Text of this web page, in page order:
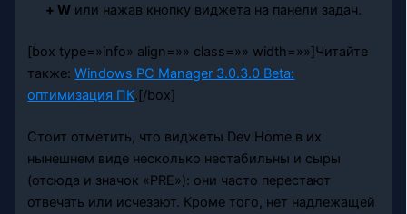
+ W или нажав кнопку виджета на панели задач.
[box type=»info» align=»» class=»» width=»»]Читайте
также:Windows PC Manager 3.0.3.0 Beta:
оптимизация ПК.[/box]
Стоит отметить, что виджеты Dev Home в их
нынешнем виде несколько нестабильны и сыры
(отсюда и значок «PRE»): они часто перестают
отвечать или исчезают. Кроме того, нет надлежащей